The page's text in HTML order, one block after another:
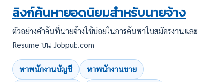
ลิงก์ค้นหายอดนิยมสำหรับนายจ้าง
ตัวอย่างคำค้นที่นายจ้างใช้บ่อยในการค้นหาใบสมัครงานและ
Resume บน Jobpub.com
หาพนักงานบัญชี
หาพนักงานขาย